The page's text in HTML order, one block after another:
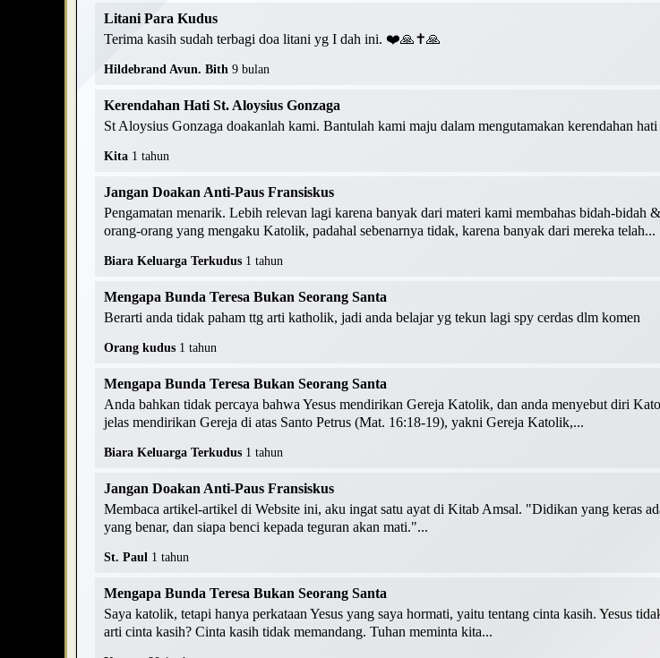
Litani Para Kudus
Terima kasih sudah terbagi doa litani yg I dah ini. ❤️🙏✝️🙏
Hildebrand Avun. Bith 9 bulan
Kerendahan Hati St. Aloysius Gonzaga
St Aloysius Gonzaga doakanlah kami. Bantulah kami maju dalam mengutamakan kerendahan
Kita 1 tahun
Jangan Doakan Anti-Paus Fransiskus
Pengamatan menarik. Lebih relevan lagi karena banyak dari materi kami membahas bidah-bidah
orang-orang yang mengaku Katolik, padahal sebenarnya tidak, karena banyak dari mereka telah...
Biara Keluarga Terkudus 1 tahun
Mengapa Bunda Teresa Bukan Seorang Santa
Berarti anda tidak paham ttg arti katholik, jadi anda belajar yg tekun lagi spy cerdas dlm komen
Orang kudus 1 tahun
Mengapa Bunda Teresa Bukan Seorang Santa
Anda bahkan tidak percaya bahwa Yesus mendirikan Gereja Katolik, dan anda menyebut diri
jelas mendirikan Gereja di atas Santo Petrus (Mat. 16:18-19), yakni Gereja Katolik,...
Biara Keluarga Terkudus 1 tahun
Jangan Doakan Anti-Paus Fransiskus
Membaca artikel-artikel di Website ini, aku ingat satu ayat di Kitab Amsal. "Didikan yang keras
yang benar, dan siapa benci kepada teguran akan mati."...
St. Paul 1 tahun
Mengapa Bunda Teresa Bukan Seorang Santa
Saya katolik, tetapi hanya perkataan Yesus yang saya hormati, yaitu tentang cinta kasih. Yesus
arti cinta kasih? Cinta kasih tidak memandang. Tuhan meminta kita...